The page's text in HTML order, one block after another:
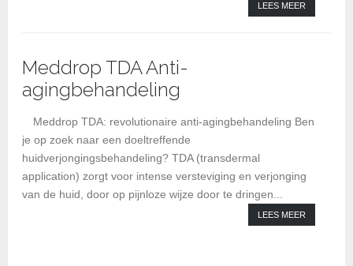
LEES MEER
Meddrop TDA Anti-
agingbehandeling
Meddrop TDA: revolutionaire anti-agingbehandeling Ben
je op zoek naar een doeltreffende
huidverjongingsbehandeling? TDA (transdermal
application) zorgt voor intense versteviging en verjonging
van de huid, door op pijnloze wijze door te dringen...
LEES MEER